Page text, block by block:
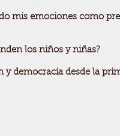
mis emociones como
los niños y niñas?
y democracia desde la